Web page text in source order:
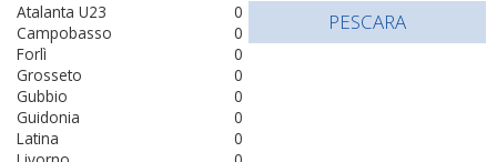
0
Atalanta U23
0
Campobasso
0
Forlì
0
Grosseto
0
Gubbio
0
Guidonia
0
Latina
PESCARA